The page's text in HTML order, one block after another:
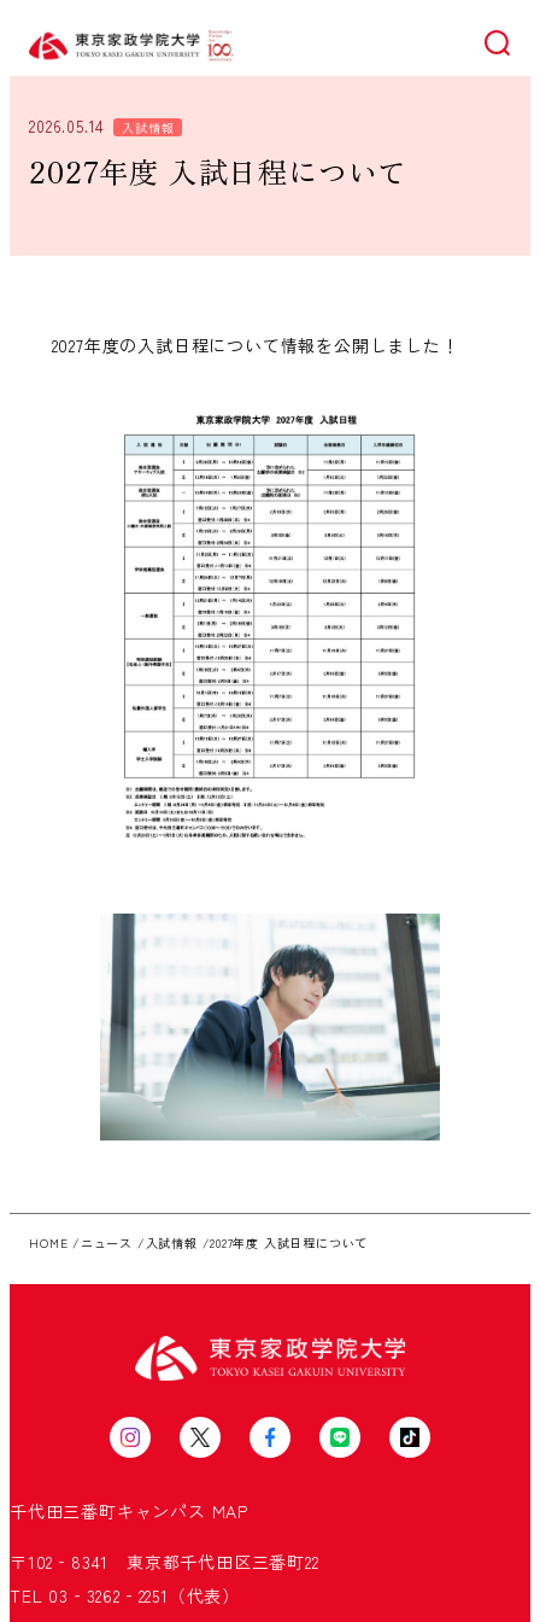
検索
2026.05.14 入試情報
2027年度 入試日程について
2027年度の入試日程について情報を公開しました！
HOME ニュース 入試情報 2027年度 入試日程について
千代田三番町キャンパス MAP
〒102‐8341 東京都千代田区三番町22
TEL 03‐3262‐2251（代表）